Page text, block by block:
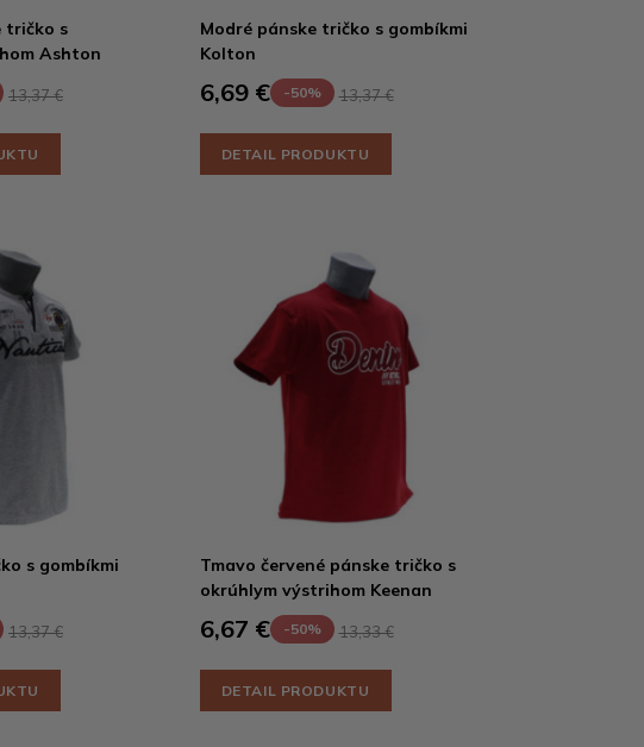
tričko s
Ashton
13,37 €
Modré pánske tričko s gombíkmi
Kolton
6,69 € -50% 13,37 €
DETAIL PRODUKTU
s gombíkmi
13,37 €
Tmavo červené pánske tričko s
okrúhlym výstrihom Keenan
6,67 € -50% 13,33 €
DETAIL PRODUKTU